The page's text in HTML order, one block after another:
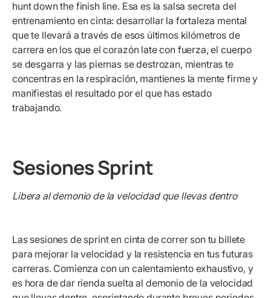
hunt down the finish line. Esa es la salsa secreta del
entrenamiento en cinta: desarrollar la fortaleza mental
que te llevará a través de esos últimos kilómetros de
carrera en los que el corazón late con fuerza, el cuerpo
se desgarra y las piernas se destrozan, mientras te
concentras en la respiración, mantienes la mente firme y
manifiestas el resultado por el que has estado
trabajando.
Sesiones Sprint
Libera al demonio de la velocidad que llevas dentro
Las sesiones de sprint en cinta de correr son tu billete
para mejorar la velocidad y la resistencia en tus futuras
carreras. Comienza con un calentamiento exhaustivo, y
es hora de dar rienda suelta al demonio de la velocidad